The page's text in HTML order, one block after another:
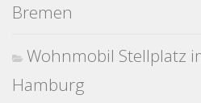
Bremen
Wohnmobil Stellplatz
Hamburg